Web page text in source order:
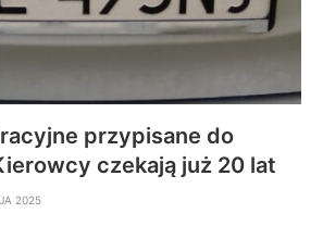
przypisane do
czekają już 20 lat
2025